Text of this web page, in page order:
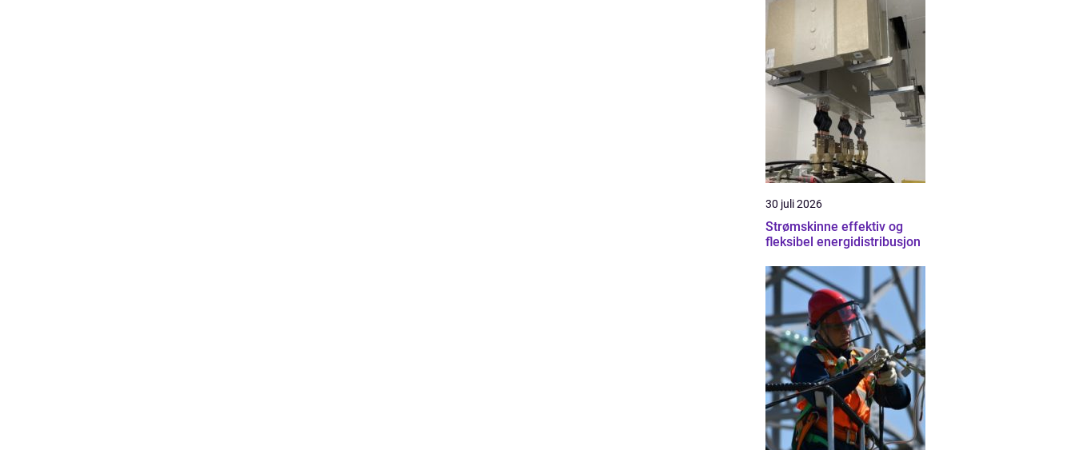
30 juli 2026
Strømskinne effektiv og
fleksibel energidistribusjon